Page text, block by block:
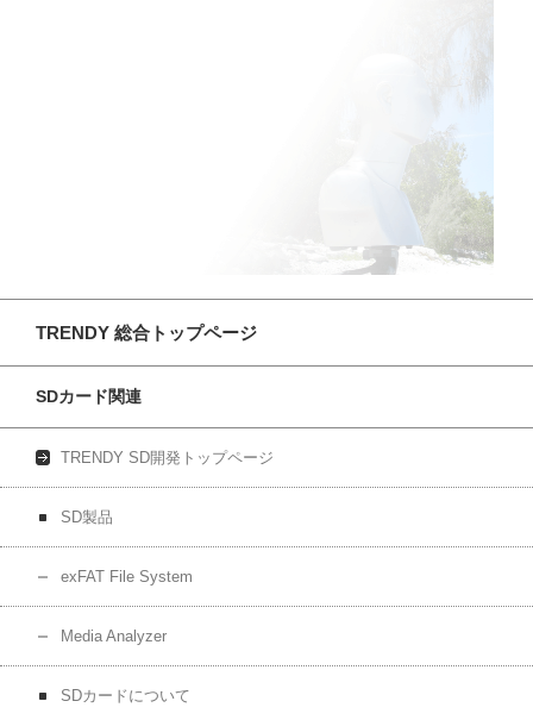
TRENDY 総合トップページ
SDカード関連
TRENDY SD開発トップページ
SD製品
exFAT File System
Media Analyzer
SDカードについて